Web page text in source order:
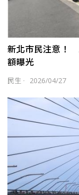
新北市民注意！
額曝光
民生 · 2026/04/27